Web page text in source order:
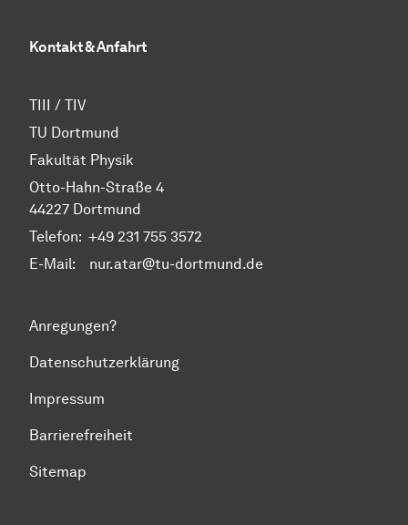
Kontakt & Anfahrt
TIII / TIV
TU Dortmund
Fakultät Physik
Otto-Hahn-Straße 4
44227 Dortmund
Telefon: +49 231 755 3572
E-Mail: nur.atar@tu-dortmund.de
Anregungen?
Datenschutzerklärung
Impressum
Barrierefreiheit
Sitemap